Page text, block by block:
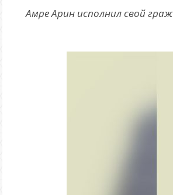
Амре Арин исполнил свой